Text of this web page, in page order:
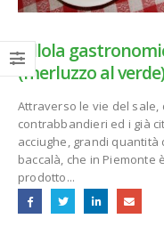
Pillola
(merluzzo al
Attraverso le vie del
contrabbandieri ed i già
acciughe, grandi
baccalà, che in Piemonte
prodotto...